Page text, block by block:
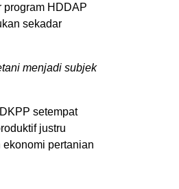
program HDDAP
sekadar
menjadi subjek
setempat
justru
pertanian